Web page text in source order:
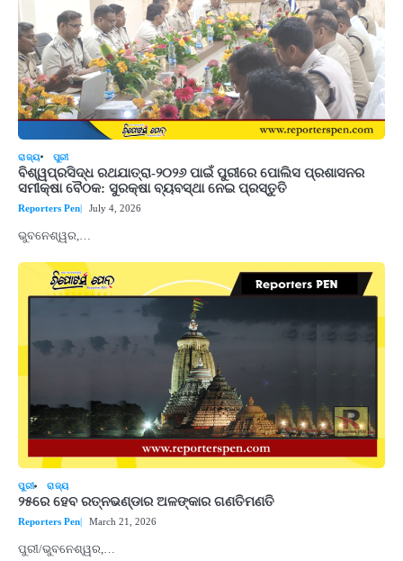
ରାଜ୍ୟ ପୁରୀ
ବିଶ୍ୱପ୍ରସିଦ୍ଧ ରଥଯାତ୍ରା-୨୦୨୬ ପାଇଁ ପୁରୀରେ ପୋଲିସ ପ୍ରଶାସନର
ସମୀକ୍ଷା ବୈଠକ: ସୁରକ୍ଷା ବ୍ୟବସ୍ଥା ନେଇ ପ୍ରସ୍ତୁତି
Reporters Pen July 4, 2026
ଭୁବନେଶ୍ୱର,…
ପୁରୀ ରାଜ୍ୟ
୨୫ରେ ହେବ ରତ୍ନଭଣ୍ଡାର ଅଳଙ୍କାର ଗଣତିମଣତି
Reporters Pen March 21, 2026
ପୁରୀ/ଭୁବନେଶ୍ୱର,…